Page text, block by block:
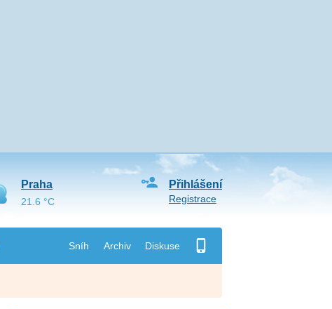
Sníh Archiv Diskuse
Přihlášení
Registrace
Praha
21.6 °C